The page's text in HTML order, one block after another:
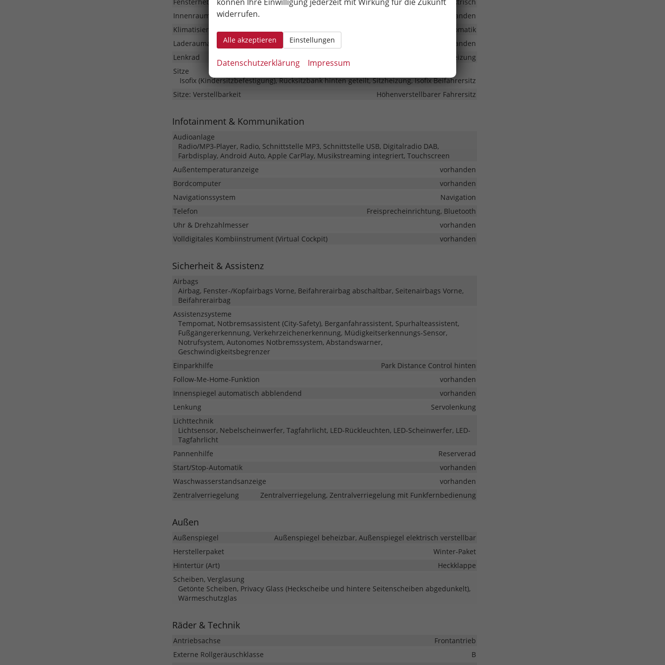
Innenraumfilter
vorhanden
Klimatisierung
Klimaautomatik, 2-Zonen-Klimaautomatik
Laderaumabdeckung
vorhanden
Lenkrad
in Leder, höhenverstellbar, mit Multifunktionen, mit Lenkradheizung
Sitze
Isofix (Kindersitzbefestigung), Rücksitzbank hinten geteilt, Sitzheizung, Isofix Beifahrersitz
Sitze: Verstellbarkeit
Höhenverstellbarer Fahrersitz
Infotainment & Kommunikation
Audioanlage
Radio/MP3-Player, Radio, Schnittstelle MP3, Schnittstelle USB, Digitalradio DAB,
Farbdisplay, Android Auto, Apple CarPlay, Musikstreaming integriert, Touchscreen
Außentemperaturanzeige
vorhanden
Bordcomputer
vorhanden
Navigationssystem
Navigation
Telefon
Freisprecheinrichtung, Bluetooth
Uhr & Drehzahlmesser
vorhanden
Volldigitales Kombiinstrument (Virtual Cockpit)
vorhanden
Sicherheit & Assistenz
Airbags
Airbag, Fenster-/Kopfairbags Vorne, Beifahrerairbag abschaltbar, Seitenairbags Vorne,
Beifahrerairbag
Assistenzsysteme
Tempomat, Notbremsassistent (City-Safety), Berganfahrassistent, Spurhalteassistent,
Fußgängererkennung, Verkehrzeichenerkennung, Müdigkeitserkennungs-Sensor,
Notrufsystem, Autonomes Notbremssystem, Abstandswarner,
Geschwindigkeitsbegrenzer
Einparkhilfe
Park Distance Control hinten
Follow-Me-Home-Funktion
vorhanden
Innenspiegel automatisch abblendend
vorhanden
Lenkung
Servolenkung
Lichttechnik
Lichtsensor, Nebelscheinwerfer, Tagfahrlicht, LED-Rückleuchten, LED-Scheinwerfer, LED-
Tagfahrlicht
Pannenhilfe
Reserverad
Start/Stop-Automatik
vorhanden
Waschwasserstandsanzeige
vorhanden
Zentralverriegelung
Zentralverriegelung, Zentralverriegelung mit Funkfernbedienung
Außen
Außenspiegel
Außenspiegel beheizbar, Außenspiegel elektrisch verstellbar
Herstellerpaket
Winter-Paket
Hintertür (Art)
Heckklappe
Scheiben, Verglasung
Getönte Scheiben, Privacy Glass (Heckscheibe und hintere Seitenscheiben abgedunkelt),
Wärmeschutzglas
Räder & Technik
Antriebsachse
Frontantrieb
Externe Rollgeräuschklasse
B
widerrufen.
Alle akzeptieren Einstellungen
Datenschutzerklärung Impressum